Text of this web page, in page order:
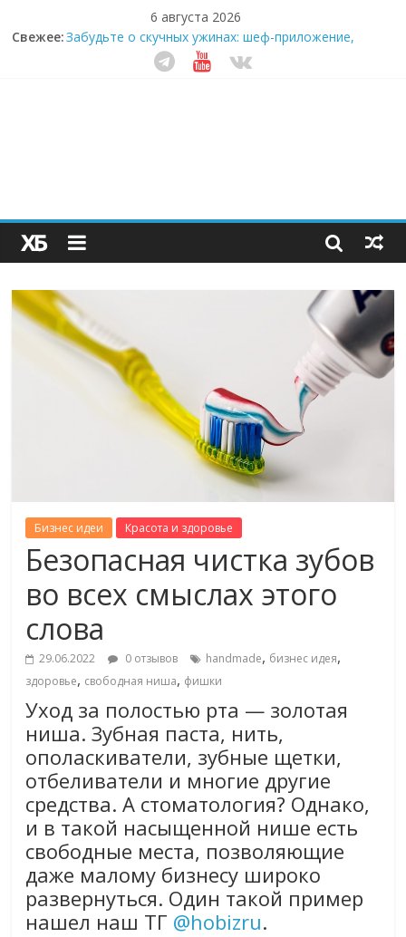
6 августа 2026
Свежее:
Секрет супергидратации: почему кокосовая вода с
пребиотиками становится главным трендом
здорового питания
Как простая наклейка заставляет миллионы людей
не забывать о самом важном креме этим летом
Бизнес идеи Красота и здоровье
Безопасная чистка зубов
во всех смыслах этого
слова
29.06.2022 0 отзывов handmade, бизнес идея,
здоровье, свободная ниша, фишки
Уход за полостью рта — золотая
ниша. Зубная паста, нить,
ополаскиватели, зубные щетки,
отбеливатели и многие другие
средства. А стоматология? Однако,
и в такой насыщенной нише есть
свободные места, позволяющие
даже малому бизнесу широко
развернуться. Один такой пример
нашел наш ТГ @hobizru.